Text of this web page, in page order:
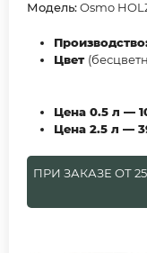
Модель: Osmo
Цвет
Цена 0.5 л —
Цена 2.5 л —
ПРИ ЗАКАЗЕ ОТ